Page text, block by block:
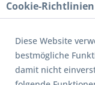
Cookie-Richtlinien
Diese Website
bestmögliche
damit nicht